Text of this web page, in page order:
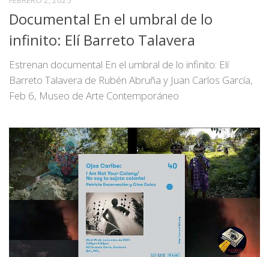
Documental En el umbral de lo
infinito: Elí Barreto Talavera
Estrenan documental En el umbral de lo infinito: Elí
Barreto Talavera de Rubén Abruña y Juan Carlos García,
Feb 6, Museo de Arte Contemporáneo